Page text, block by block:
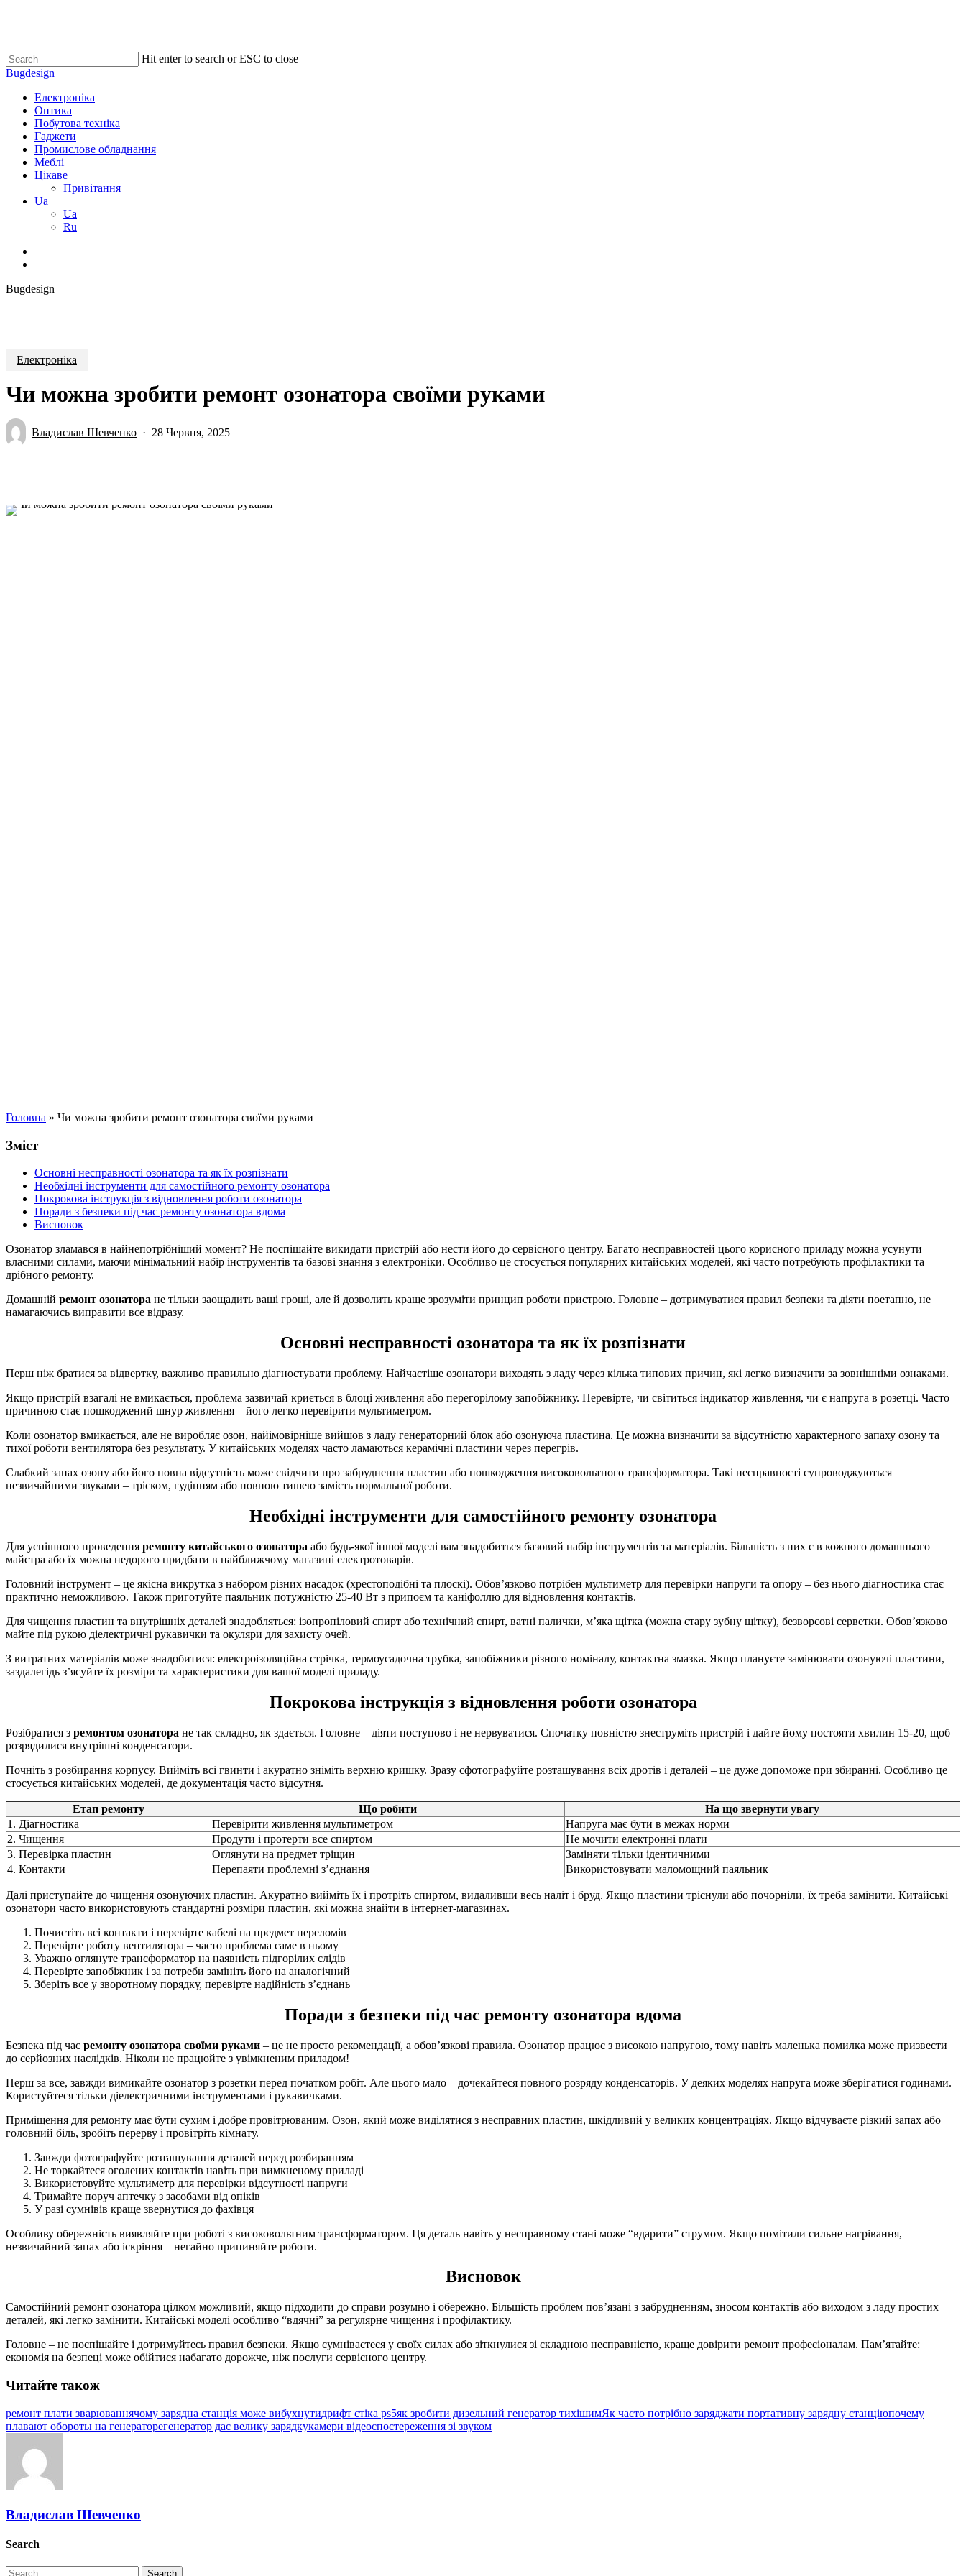
content
Hit enter to search or ESC to close
Close
Bugdesign
search
Menu
Електроніка
Оптика
Побутова техніка
Гаджети
Промислове обладнання
Меблі
Цікаве
Привітання
Ua
Ua
Ru
Bugdesign
Електроніка
Чи можна зробити ремонт озонатора своїми руками
Владислав Шевченко 28 Червня, 2025
Головна » Чи можна зробити ремонт озонатора своїми руками
Зміст
Основні несправності озонатора та як їх розпізнати
Необхідні інструменти для самостійного ремонту озонатора
Покрокова інструкція з відновлення роботи озонатора
Поради з безпеки під час ремонту озонатора вдома
Висновок
Озонатор зламався в найнепотрібніший момент? Не поспішайте викидати пристрій або нести його до сервісного центру. Багато несправностей цього корисного приладу можна усунути
власними силами, маючи мінімальний набір інструментів та базові знання з електроніки. Особливо це стосується популярних китайських моделей, які часто потребують профілактики та
дрібного ремонту.
Домашній ремонт озонатора не тільки заощадить ваші гроші, але й дозволить краще зрозуміти принцип роботи пристрою. Головне – дотримуватися правил безпеки та діяти поетапно, не
намагаючись виправити все відразу.
Основні несправності озонатора та як їх розпізнати
Перш ніж братися за відвертку, важливо правильно діагностувати проблему. Найчастіше озонатори виходять з ладу через кілька типових причин, які легко визначити за зовнішніми ознаками.
Якщо пристрій взагалі не вмикається, проблема зазвичай криється в блоці живлення або перегорілому запобіжнику. Перевірте, чи світиться індикатор живлення, чи є напруга в розетці. Часто
причиною стає пошкоджений шнур живлення – його легко перевірити мультиметром.
Коли озонатор вмикається, але не виробляє озон, найімовірніше вийшов з ладу генераторний блок або озонуюча пластина. Це можна визначити за відсутністю характерного запаху озону та
тихої роботи вентилятора без результату. У китайських моделях часто ламаються керамічні пластини через перегрів.
Слабкий запах озону або його повна відсутність може свідчити про забруднення пластин або пошкодження високовольтного трансформатора. Такі несправності супроводжуються
незвичайними звуками – тріском, гудінням або повною тишею замість нормальної роботи.
Необхідні інструменти для самостійного ремонту озонатора
Для успішного проведення ремонту китайського озонатора або будь-якої іншої моделі вам знадобиться базовий набір інструментів та матеріалів. Більшість з них є в кожного домашнього
майстра або їх можна недорого придбати в найближчому магазині електротоварів.
Головний інструмент – це якісна викрутка з набором різних насадок (хрестоподібні та плоскі). Обов’язково потрібен мультиметр для перевірки напруги та опору – без нього діагностика стає
практично неможливою. Також приготуйте паяльник потужністю 25-40 Вт з припоєм та каніфоллю для відновлення контактів.
Для чищення пластин та внутрішніх деталей знадобляться: ізопропіловий спирт або технічний спирт, ватні палички, м’яка щітка (можна стару зубну щітку), безворсові серветки. Обов’язково
майте під рукою діелектричні рукавички та окуляри для захисту очей.
З витратних матеріалів може знадобитися: електроізоляційна стрічка, термоусадочна трубка, запобіжники різного номіналу, контактна змазка. Якщо плануєте замінювати озонуючі пластини,
заздалегідь з’ясуйте їх розміри та характеристики для вашої моделі приладу.
Покрокова інструкція з відновлення роботи озонатора
Розібратися з ремонтом озонатора не так складно, як здається. Головне – діяти поступово і не нервуватися. Спочатку повністю знеструміть пристрій і дайте йому постояти хвилин 15-20, щоб
розрядилися внутрішні конденсатори.
Почніть з розбирання корпусу. Вийміть всі гвинти і акуратно зніміть верхню кришку. Зразу сфотографуйте розташування всіх дротів і деталей – це дуже допоможе при збиранні. Особливо це
стосується китайських моделей, де документація часто відсутня.
Етап ремонту Що робити
На що звернути увагу
1. Діагностика
Перевірити живлення мультиметром
Напруга має бути в межах норми
2. Чищення
Продути і протерти все спиртом
Не мочити електронні плати
3. Перевірка пластин
Оглянути на предмет тріщин
Заміняти тільки ідентичними
4. Контакти
Перепаяти проблемні з’єднання Використовувати маломощний паяльник
Далі приступайте до чищення озонуючих пластин. Акуратно вийміть їх і протріть спиртом, видаливши весь наліт і бруд. Якщо пластини тріснули або почорніли, їх треба замінити. Китайські
озонатори часто використовують стандартні розміри пластин, які можна знайти в інтернет-магазинах.
Почистіть всі контакти і перевірте кабелі на предмет переломів
Перевірте роботу вентилятора – часто проблема саме в ньому
Уважно оглянуте трансформатор на наявність підгорілих слідів
Перевірте запобіжник і за потреби замініть його на аналогічний
Зберіть все у зворотному порядку, перевірте надійність з’єднань
Поради з безпеки під час ремонту озонатора вдома
Безпека під час ремонту озонатора своїми руками – це не просто рекомендації, а обов’язкові правила. Озонатор працює з високою напругою, тому навіть маленька помилка може призвести
до серйозних наслідків. Ніколи не працюйте з увімкненим приладом!
Перш за все, завжди вимикайте озонатор з розетки перед початком робіт. Але цього мало – дочекайтеся повного розряду конденсаторів. У деяких моделях напруга може зберігатися годинами.
Користуйтеся тільки діелектричними інструментами і рукавичками.
Приміщення для ремонту має бути сухим і добре провітрюваним. Озон, який може виділятися з несправних пластин, шкідливий у великих концентраціях. Якщо відчуваєте різкий запах або
головний біль, зробіть перерву і провітріть кімнату.
Завжди фотографуйте розташування деталей перед розбиранням
Не торкайтеся оголених контактів навіть при вимкненому приладі
Використовуйте мультиметр для перевірки відсутності напруги
Тримайте поруч аптечку з засобами від опіків
У разі сумнівів краще звернутися до фахівця
Особливу обережність виявляйте при роботі з високовольтним трансформатором. Ця деталь навіть у несправному стані може “вдарити” струмом. Якщо помітили сильне нагрівання,
незвичайний запах або іскріння – негайно припиняйте роботи.
Висновок
Самостійний ремонт озонатора цілком можливий, якщо підходити до справи розумно і обережно. Більшість проблем пов’язані з забрудненням, зносом контактів або виходом з ладу простих
деталей, які легко замінити. Китайські моделі особливо “вдячні” за регулярне чищення і профілактику.
Головне – не поспішайте і дотримуйтесь правил безпеки. Якщо сумніваєтеся у своїх силах або зіткнулися зі складною несправністю, краще довірити ремонт професіоналам. Пам’ятайте:
економія на безпеці може обійтися набагато дорожче, ніж послуги сервісного центру.
Читайте також
ремонт плати зварюваннячому зарядна станція може вибухнутидрифт стіка ps5як зробити дизельний генератор тихішимЯк часто потрібно заряджати портативну зарядну станціюпочему
плавают обороты на генераторегенератор дає велику зарядкукамери відеоспостереження зі звуком
Владислав Шевченко
Search
Search